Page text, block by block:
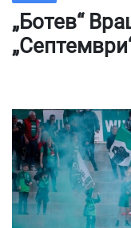
„Ботев“